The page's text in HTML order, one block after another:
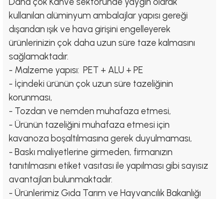
kullanılan alüminyum ambalajlar yapısı gereği
dışarıdan ışık ve hava girişini engelleyerek
ürünlerinizin çok daha uzun süre taze kalmasını
sağlamaktadır.
- Malzeme yapısı: PET + ALU + PE
- İçindeki ürünün çok uzun süre tazeliğinin
korunması,
- Tozdan ve nemden muhafaza etmesi,
- Ürünün tazeliğini muhafaza etmesi için
kavanoza boşaltılmasına gerek duyulmaması,
- Baskı maliyetlerine girmeden, firmanızın
tanıtılmasını etiket vasıtası ile yapılması gibi sayısız
avantajları bulunmaktadır.
- Ürünlerimiz Gıda Tarım ve Hayvancılık Bakanlığı